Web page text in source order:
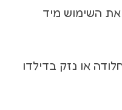
את השימוש מיד
או נזק בדילדו